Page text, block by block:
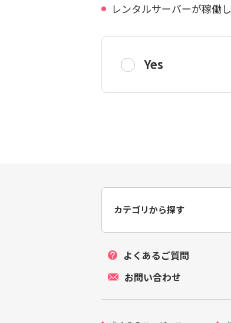
レンタルサーバーが稼働
Yes
カテゴリから探す
よくあるご質問
お問い合わせ